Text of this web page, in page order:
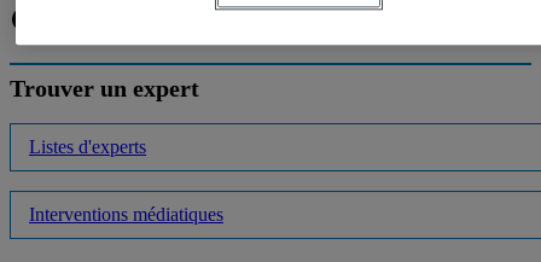
Facebook
Trouver un expert
Listes d'experts
Interventions médiatiques